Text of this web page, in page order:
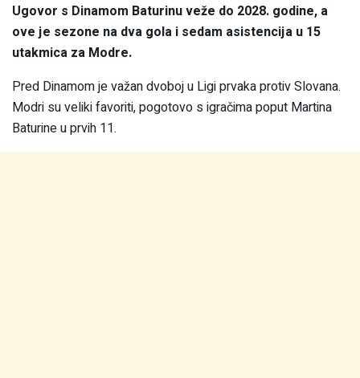
Ugovor s Dinamom Baturinu veže do 2028. godine, a
ove je sezone na dva gola i sedam asistencija u 15
utakmica za Modre.
Pred Dinamom je važan dvoboj u Ligi prvaka protiv Slovana.
Modri su veliki favoriti, pogotovo s igračima poput Martina
Baturine u prvih 11.